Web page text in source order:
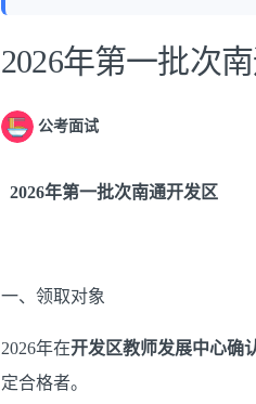
公告正文
2026年第一批次
公考面试
2026年第一批次南通开发区
一、领取对象
2026年在开发区教师发展中心确
定合格者。